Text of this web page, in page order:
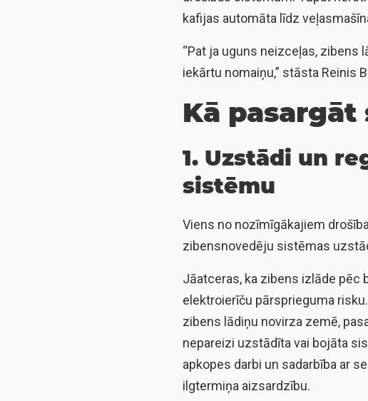
kafijas automāta līdz
“Pat ja uguns neizceļas, zibens
iekārtu nomaiņu,” stāsta Reinis
Kā
1. Uzstādi un
sistēmu
Viens no nozīmīgākajiem
zibensnovedēju sistēmas
Jāatceras, ka zibens izlāde pēc
elektroierīču pārsprieguma
zibens lādiņu novirza zemē,
nepareizi uzstādīta vai bojāta
apkopes darbi un sadarbība ar
ilgtermiņa aizsardzību.